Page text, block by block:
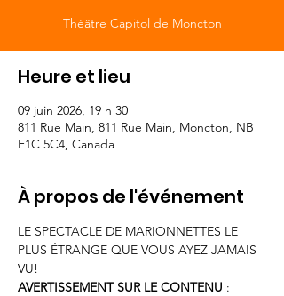
Théâtre Capitol de Moncton
Heure et lieu
09 juin 2026, 19 h 30
811 Rue Main, 811 Rue Main, Moncton, NB
E1C 5C4, Canada
À propos de l'événement
LE SPECTACLE DE MARIONNETTES LE
PLUS ÉTRANGE QUE VOUS AYEZ JAMAIS
VU!
AVERTISSEMENT SUR LE CONTENU :